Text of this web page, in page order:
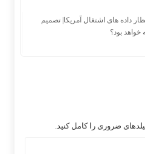
داده های اشتغال آمریکا| تصمیم
بود؟
ضروری را کامل کنید.